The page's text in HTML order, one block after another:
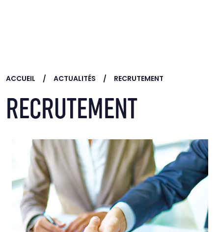
ACCUEIL ACTUALITÉS RECRUTEMENT
RECRUTEMENT